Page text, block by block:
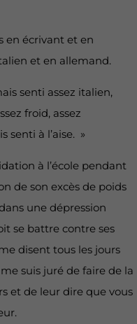
en écrivant et en
et en allemand.
senti assez italien,
froid, assez
senti à l’aise. »
à l’école pendant
de son excès de poids
une dépression
se battre contre ses
disent tous les jours
suis juré de faire de la
et de leur dire que vous